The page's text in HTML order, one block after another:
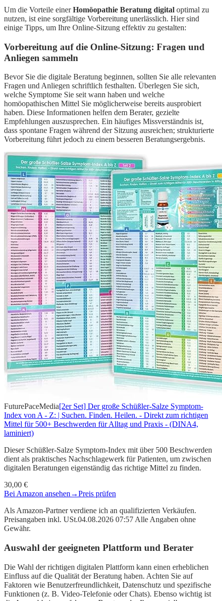
Um die Vorteile einerHomöopathie Beratung digital optimal zu
nutzen, ist eine sorgfältige Vorbereitung unerlässlich. Hier sind
einige Tipps, um Ihre Online-Sitzung effektiv zu gestalten:
Vorbereitung auf die Online-Sitzung: Fragen und
Anliegen sammeln
Bevor Sie die digitale Beratung beginnen, sollten Sie alle relevanten
Fragen und Anliegen schriftlich festhalten. Überlegen Sie sich,
welche Symptome Sie seit wann haben und welche
homöopathischen Mittel Sie möglicherweise bereits ausprobiert
haben. Diese Informationen helfen dem Berater, gezielte
Empfehlungen auszusprechen. Ein häufiges Missverständnis ist,
dass spontane Fragen während der Sitzung ausreichen; strukturierte
Vorbereitung führt jedoch zu einem besseren Beratungsergebnis.
FuturePaceMedia[2er Set] Der große Schüßler-Salze Symptom-
Index von A - Z: | Suchen. Finden. Heilen. - Direkt zum richtigen
Mittel für 500+ Beschwerden für Alltag und Praxis - (DINA4,
laminiert)
Dieser Schüßler-Salze Symptom-Index mit über 500 Beschwerden
dient als praktisches Nachschlagewerk für Patienten, um zwischen
digitalen Beratungen eigenständig das richtige Mittel zu finden.
30,00 €
Bei Amazon ansehen→Preis prüfen
Als Amazon-Partner verdiene ich an qualifizierten Verkäufen.
Preisangaben inkl. USt.04.08.2026 07:57 Alle Angaben ohne
Gewähr.
Auswahl der geeigneten Plattform und Berater
Die Wahl der richtigen digitalen Plattform kann einen erheblichen
Einfluss auf die Qualität der Beratung haben. Achten Sie auf
Faktoren wie Benutzerfreundlichkeit, Datenschutz und spezifische
Funktionen (z. B. Video-Telefonie oder Chats). Ebenso wichtig ist